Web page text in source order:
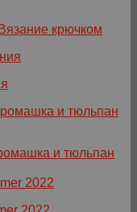
крючком
и тюльпан